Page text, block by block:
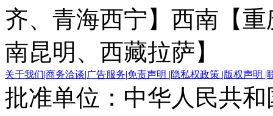
齐、青海西宁】 西南【
南昆明、西藏拉萨】
关于我们|商务洽谈|广告服务|免责声明 |隐私权政策 |版权声明 |
批准单位：中华人民共